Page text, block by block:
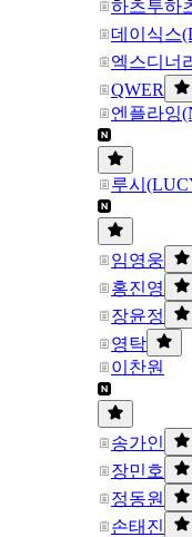
하츠투하
데이식스
엑스디너
QWER
엔플라잉
루시
임영웅
홍진영
장윤정
영탁
이찬원
송가인
장민호
정동원
손태진